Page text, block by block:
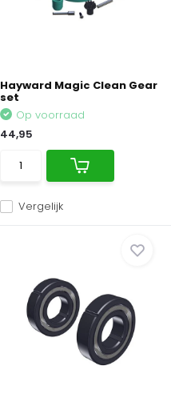
Hayward Magic Clean Gear
set
Vergelijk
Op voorraad
44,95